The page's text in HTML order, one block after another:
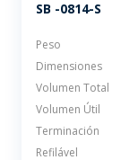
CRIATIVA
Peso
Dimensiones
Volumen Total
Volumen Útil
Terminación